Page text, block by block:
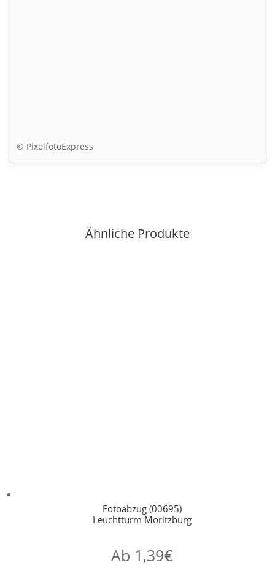
© PixelfotoExpress
Ähnliche Produkte
Fotoabzug (00695)
Leuchtturm Moritzburg
Ab 1,39€